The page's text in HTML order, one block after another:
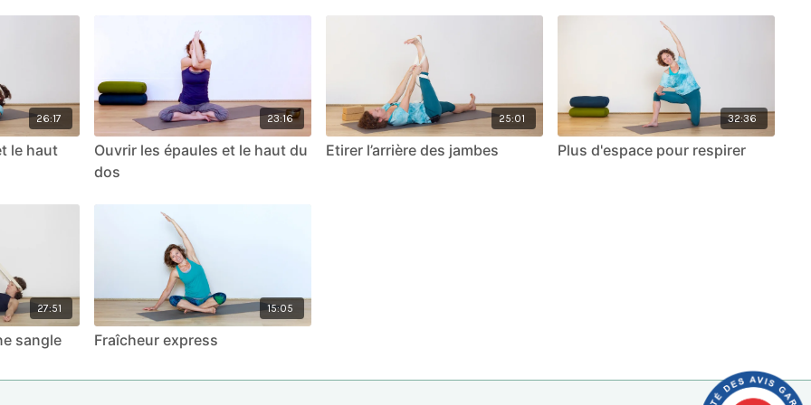
26:17
le haut
23:16
Ouvrir les épaules et le haut du
dos
25:01
Etirer l’arrière des jambes
32:36
Plus d'espace pour respirer
27:51
sangle
15:05
Fraîcheur express